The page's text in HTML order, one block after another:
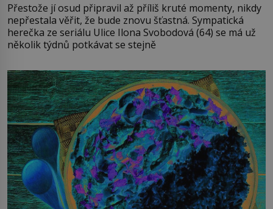
Přestože jí osud připravil až příliš kruté momenty, nikdy
nepřestala věřit, že bude znovu šťastná. Sympatická
herečka ze seriálu Ulice Ilona Svobodová (64) se má už
několik týdnů potkávat se stejně